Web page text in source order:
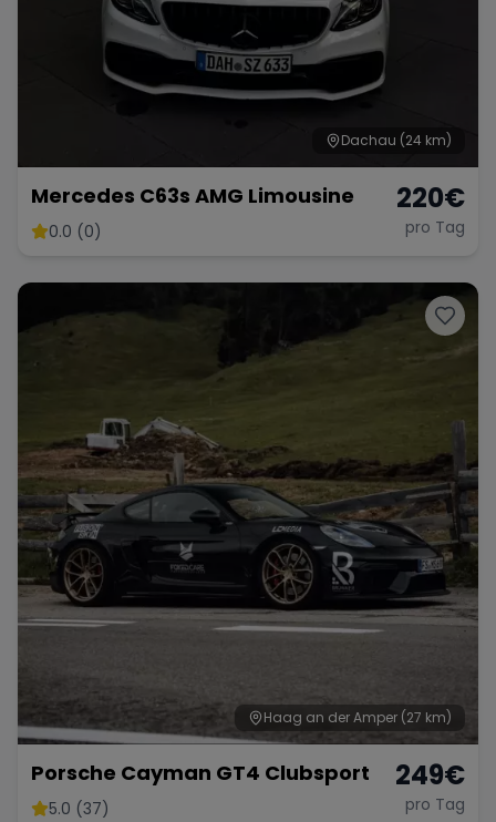
Dachau (24 km)
Mercedes C63s AMG Limousine
0.0 (0)
220€
pro Tag
Haag an der Amper (27 km)
Porsche Cayman GT4 Clubsport
5.0 (37)
249€
pro Tag